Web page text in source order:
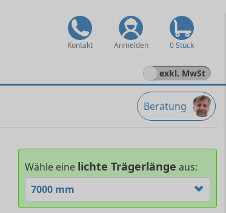
Kontakt Anmelden 0 Stück
exkl. MwSt
Beratung
Wähle eine lichte Trägerlänge aus:
7000 mm